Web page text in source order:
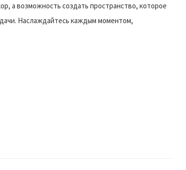
а возможность создать пространство, которое
Наслаждайтесь каждым моментом,